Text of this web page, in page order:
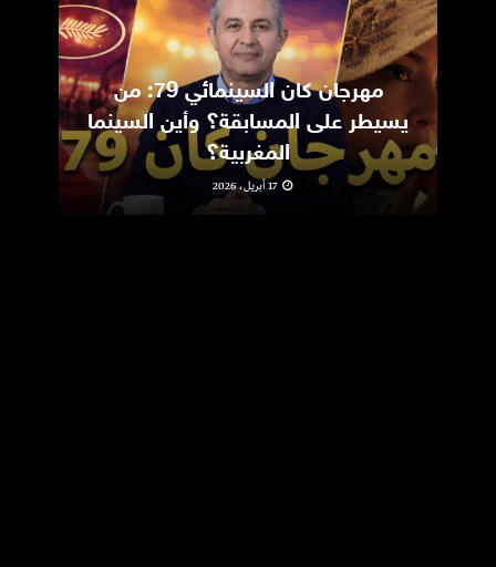
مهرجان كان السينمائي 79: من
يسيطر على المسابقة؟ وأين السينما
المغربية؟
17 أبريل، 2026